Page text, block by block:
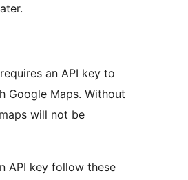
an API key to
Google Maps. Without
will not be
API key follow these